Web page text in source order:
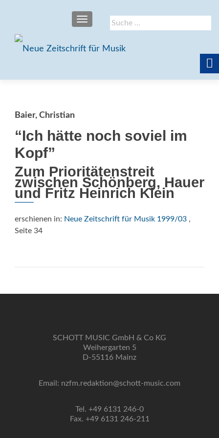
Suche
nach:
SCHALTE NAVIGATION
Baier, Christian
“Ich hätte noch soviel im
Kopf”
Zum Prioritätenstreit
zwischen Schönberg, Hauer
und Fritz Heinrich Klein
erschienen in: Neue Zeitschrift für Musik 1999/03 ,
Seite 34
SCHOTT MUSIC GmbH & Co KG
Weihergarten 5
D-55116 Mainz
Email: nzfm.redaktion@schott-music.com
Tel. +49 6131 246-0
Fax. +49 6131 246-211